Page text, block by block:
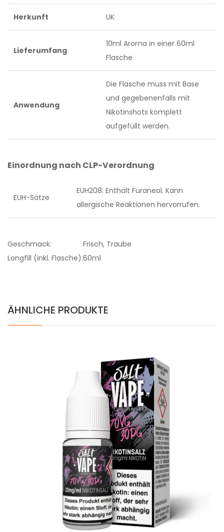
Herkunft UK
Lieferumfang
10ml Aroma in einer 60ml
Flasche
Anwendung
Die Flasche muss mit Base
und gegebenenfalls mit
Nikotinshots komplett
aufgefüllt werden.
Einordnung nach CLP-Verordnung
EUH-Sätze
EUH208: Enthält Furaneol. Kann
allergische Reaktionen hervorrufen.
Geschmack:
Frisch, Traube
Longfill (inkl. Flasche):60ml
ÄHNLICHE PRODUKTE